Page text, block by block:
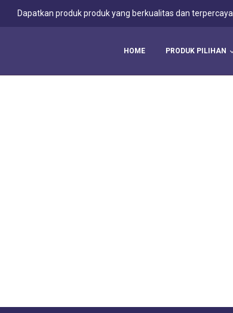
Dapatkan produk produk yang berkualitas dan terpercaya
HOME PRODUK PILIHAN